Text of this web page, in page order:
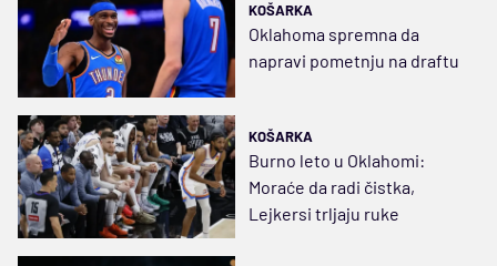
KOŠARKA
Oklahoma spremna da
napravi pometnju na draftu
KOŠARKA
Burno leto u Oklahomi:
Moraće da radi čistka,
Lejkersi trljaju ruke